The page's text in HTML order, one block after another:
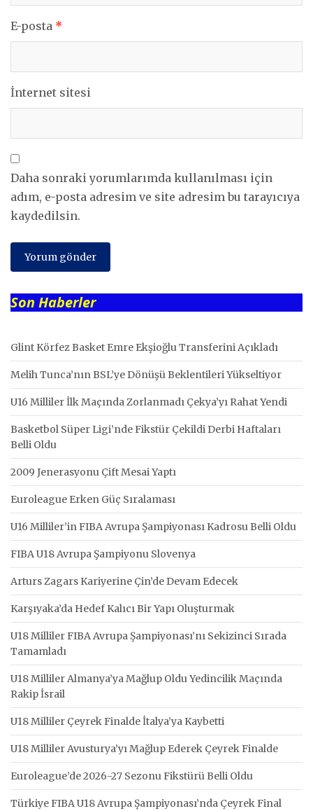
E-posta *
İnternet sitesi
Daha sonraki yorumlarımda kullanılması için
adım, e-posta adresim ve site adresim bu tarayıcıya
kaydedilsin.
Son Haberler
Glint Körfez Basket Emre Ekşioğlu Transferini Açıkladı
Melih Tunca’nın BSL’ye Dönüşü Beklentileri Yükseltiyor
U16 Milliler İlk Maçında Zorlanmadı Çekya’yı Rahat Yendi
Basketbol Süper Ligi’nde Fikstür Çekildi Derbi Haftaları
Belli Oldu
2009 Jenerasyonu Çift Mesai Yaptı
Euroleague Erken Güç Sıralaması
U16 Milliler’in FIBA Avrupa Şampiyonası Kadrosu Belli Oldu
FIBA U18 Avrupa Şampiyonu Slovenya
Arturs Zagars Kariyerine Çin’de Devam Edecek
Karşıyaka’da Hedef Kalıcı Bir Yapı Oluşturmak
U18 Milliler FIBA Avrupa Şampiyonası’nı Sekizinci Sırada
Tamamladı
U18 Milliler Almanya’ya Mağlup Oldu Yedincilik Maçında
Rakip İsrail
U18 Milliler Çeyrek Finalde İtalya’ya Kaybetti
U18 Milliler Avusturya’yı Mağlup Ederek Çeyrek Finalde
Euroleague’de 2026-27 Sezonu Fikstürü Belli Oldu
Türkiye FIBA U18 Avrupa Şampiyonası’nda Çeyrek Final